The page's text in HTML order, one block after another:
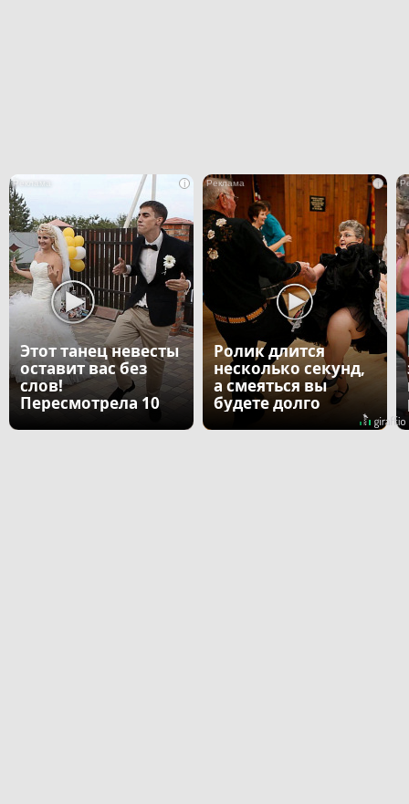
i
Этот танец невесты
оставит вас без
слов!
Пересмотрела 10
i
Ролик длится
несколько секунд,
а смеяться вы
будете долго